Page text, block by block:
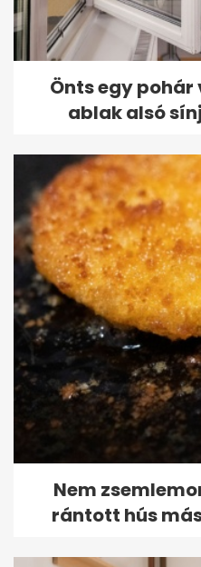
Önts egy
ablak alsó
Nem
rántott hús